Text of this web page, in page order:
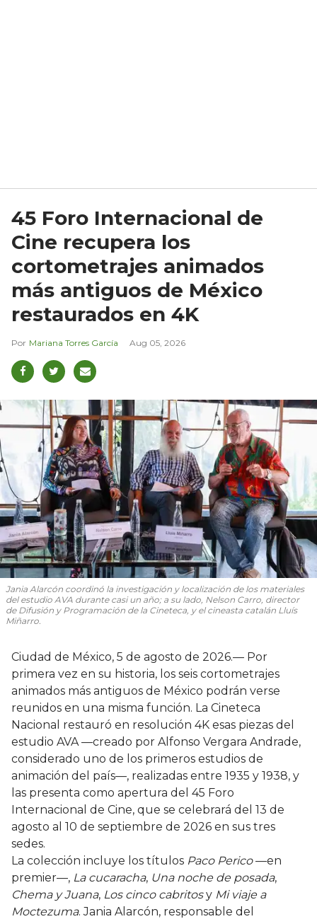
45 Foro Internacional de
Cine recupera los
cortometrajes animados
más antiguos de México
restaurados en 4K
Mariana Torres García Aug 05, 2026
Jania Alarcón coordinó la investigación y localización de los materiales
del estudio AVA durante casi un año; a su lado, Nelson Carro, director
de Difusión y Programación de la Cineteca, y el cineasta catalán Lluís
Miñarro.
Ciudad de México, 5 de agosto de 2026.— Por
primera vez en su historia, los seis cortometrajes
animados más antiguos de México podrán verse
reunidos en una misma función. La Cineteca
Nacional restauró en resolución 4K esas piezas del
estudio AVA —creado por Alfonso Vergara Andrade,
considerado uno de los primeros estudios de
animación del país—, realizadas entre 1935 y 1938, y
las presenta como apertura del 45 Foro
Internacional de Cine, que se celebrará del 13 de
agosto al 10 de septiembre de 2026 en sus tres
sedes.
La colección incluye los títulos Paco Perico—en
premier—, La cucaracha, Una noche de posada,
Chema y Juana, Los cinco cabritosy Mi viaje a
Moctezuma. Jania Alarcón, responsable del